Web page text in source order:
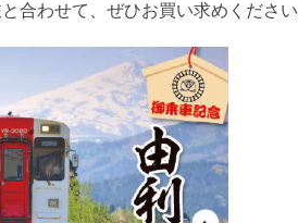
合わせて、ぜひお買い求めください